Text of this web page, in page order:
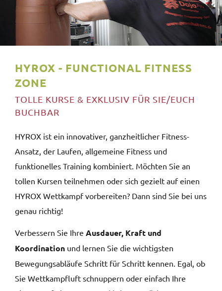
HYROX - FUNCTIONAL FITNESS
ZONE
TOLLE KURSE & EXKLUSIV FÜR SIE/EUCH
BUCHBAR
HYROX ist ein innovativer, ganzheitlicher Fitness-
Ansatz, der Laufen, allgemeine Fitness und
funktionelles Training kombiniert. Möchten Sie an
tollen Kursen teilnehmen oder sich gezielt auf einen
HYROX Wettkampf vorbereiten? Dann sind Sie bei uns
genau richtig!
Verbessern Sie Ihre Ausdauer, Kraft und
Koordination und lernen Sie die wichtigsten
Bewegungsabläufe Schritt für Schritt kennen. Egal, ob
Sie Wettkampfluft schnuppern oder einfach Ihre